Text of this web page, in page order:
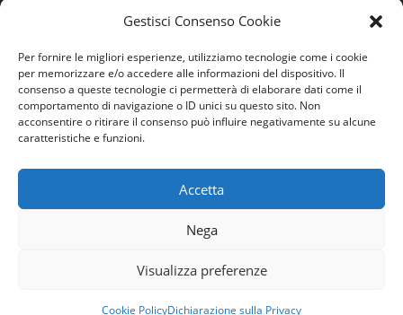
Gestisci Consenso Cookie
Per fornire le migliori esperienze, utilizziamo tecnologie come i cookie
per memorizzare e/o accedere alle informazioni del dispositivo. Il
consenso a queste tecnologie ci permetterà di elaborare dati come il
comportamento di navigazione o ID unici su questo sito. Non
acconsentire o ritirare il consenso può influire negativamente su alcune
caratteristiche e funzioni.
Accetta
Nega
Visualizza preferenze
Cookie PolicyDichiarazione sulla Privacy